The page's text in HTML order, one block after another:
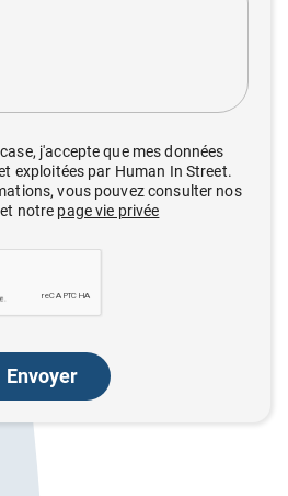
j'accepte que mes données
exploitées par Human In Street.
vous pouvez consulter nos
et notre page vie privée
Envoyer